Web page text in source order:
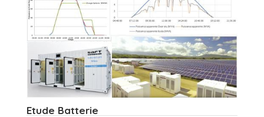
Etude Batterie